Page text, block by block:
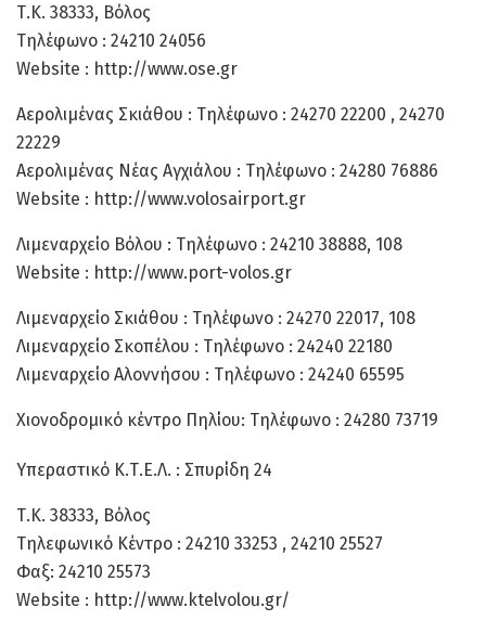
Τ.Κ. 38333, Βόλος
Τηλέφωνο : 24210 24056
Website : http://www.ose.gr
Αερολιμένας Σκιάθου : Τηλέφωνο : 24270 22200 , 24270
22229
Αερολιμένας Νέας Αγχιάλου : Τηλέφωνο : 24280 76886
Website : http://www.volosairport.gr
Λιμεναρχείο Βόλου : Τηλέφωνο : 24210 38888, 108
Website : http://www.port-volos.gr
Λιμεναρχείο Σκιάθου : Τηλέφωνο : 24270 22017, 108
Λιμεναρχείο Σκοπέλου : Τηλέφωνο : 24240 22180
Λιμεναρχείο Αλοννήσου : Τηλέφωνο : 24240 65595
Χιονοδρομικό κέντρο Πηλίου: Τηλέφωνο : 24280 73719
Υπεραστικό Κ.Τ.Ε.Λ. : Σπυρίδη 24
Τ.Κ. 38333, Βόλος
Τηλεφωνικό Κέντρο : 24210 33253 , 24210 25527
Φαξ: 24210 25573
Website : http://www.ktelvolou.gr/